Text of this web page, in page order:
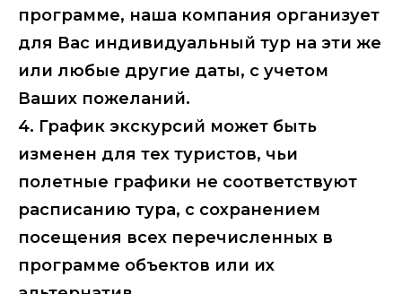
программе, наша компания организует
для Вас индивидуальный тур на эти же
или любые другие даты, с учетом
Ваших пожеланий.
4. График экскурсий может быть
изменен для тех туристов, чьи
полетные графики не соответствуют
расписанию тура, с сохранением
посещения всех перечисленных в
программе объектов или их